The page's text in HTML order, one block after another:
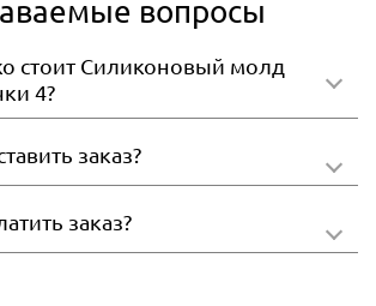
вопросы
стоит Силиконовый молд
4?
заказ?
заказ?